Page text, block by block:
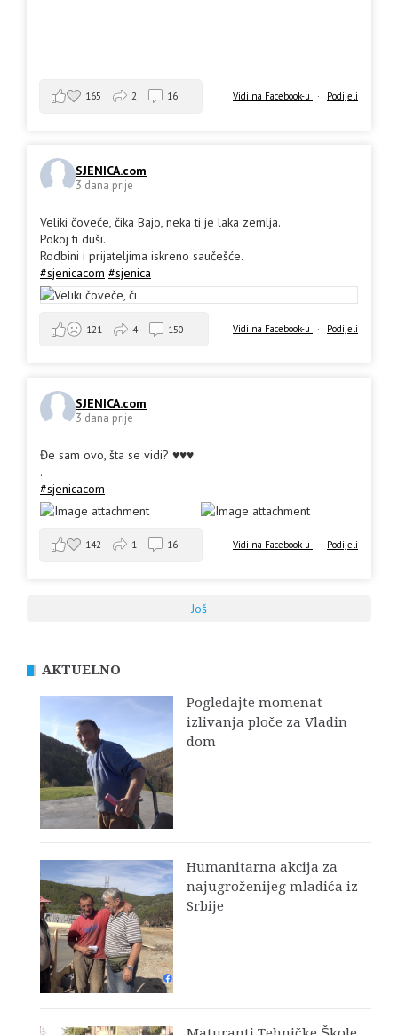
Vidi na Facebook-u · Podijeli
165 2 16
SJENICA.com
3 dana prije
Veliki čoveče, čika Bajo, neka ti je laka zemlja.
Pokoj ti duši.
Rodbini i prijateljima iskreno saučešće.
#sjenicacom #sjenica
Vidi na Facebook-u · Podijeli
121 4 150
SJENICA.com
3 dana prije
Đe sam ovo, šta se vidi? ♥️♥️♥️
.
#sjenicacom
Vidi na Facebook-u · Podijeli
142 1 16
Još
AKTUELNO
Pogledajte momenat
izlivanja ploče za Vladin
dom
Humanitarna akcija za
najugroženijeg mladića iz
Srbije